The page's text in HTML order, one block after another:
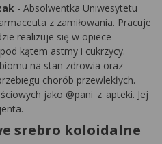
- Absolwentka Uniwesytetu
z zamiłowania. Pracuje
realizuje się w opiece
kątem astmy i cukrzycy.
na stan zdrowia oraz
chorób przewlekłych.
jako @pani_z_apteki. Jej
srebro koloidalne